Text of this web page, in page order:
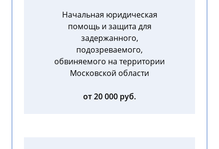
Начальная юридическая
помощь и защита для
задержанного,
подозреваемого,
обвиняемого на территории
Московской области
от 20 000 руб.